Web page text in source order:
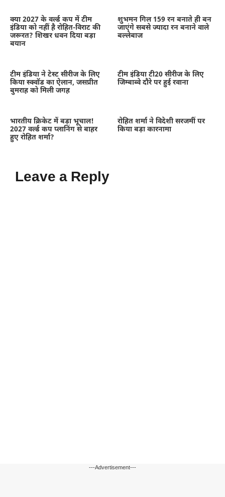
क्या 2027 के वर्ल्ड कप में टीम
इंडिया को नहीं है रोहित-विराट की
जरूरत? शिखर धवन दिया बड़ा
बयान
शुभमन गिल 159 रन बनाते ही बन
जाएंगे सबसे ज्यादा रन बनाने वाले
बल्लेबाज
टीम इंडिया ने टेस्ट सीरीज के लिए
किया स्क्वॉड का ऐलान, जसप्रीत
बुमराह को मिली जगह
टीम इंडिया टी20 सीरीज के लिए
जिम्बाब्वे दौरे पर हुई रवाना
भारतीय क्रिकेट में बड़ा भूचाल!
2027 वर्ल्ड कप प्लानिंग से बाहर
हुए रोहित शर्मा?
रोहित शर्मा ने विदेशी सरजमीं पर
किया बड़ा कारनामा
Leave a Reply
---Advertisement---